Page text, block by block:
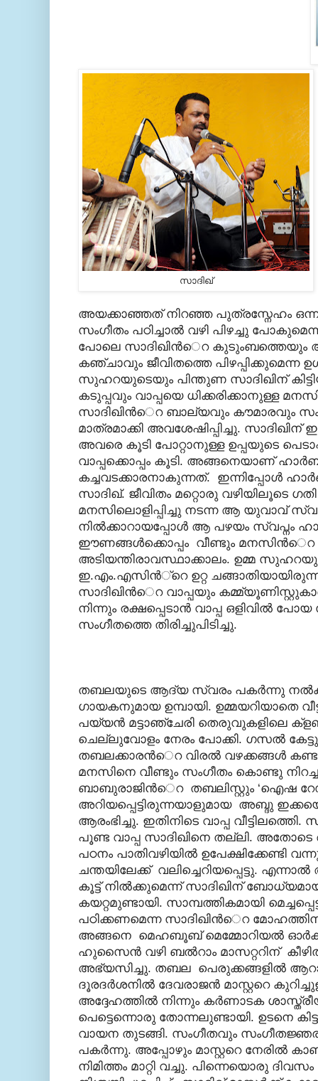
സാദിഖ്‌
അയക്കാഞ്ഞത് നിറഞ്ഞ പുത്രസ്നേഹം
സംഗീതം പഠിച്ചാല്‍ വഴി പിഴച്ചു പോകുമെന്ന
പോലെ സാദിഖിന്‍െറ കുടുംബത്തെയും
കഞ്ചാവും ജീവിതത്തെ പിഴപ്പിക്കുമെന്ന
സുഹറയുടെയും പിന്തുണ സാദിഖിന്
കടുപ്പവും വാപ്പയെ ധിക്കരിക്കാനുള്ള
സാദിഖിന്‍െറ ബാല്യവും കൗമാരവും
മാത്രമാക്കി അവശേഷിപ്പിച്ചു.
അവരെ കൂടി പോറ്റാനുള്ള ഉപ്പയുടെ
വാപ്പക്കൊപ്പം കൂടി. അങ്ങനെയാണ്
കച്ചവടക്കാരനാകുന്നത്. ഇന്നിപ്പോള്‍
സാദിഖ്. ജീവിതം മറ്റൊരു വഴിയിലൂടെ
മനസിലൊളിപ്പിച്ചു നടന്ന ആ യുവാവ്
നില്‍ക്കാറായപ്പോള്‍ ആ പഴയം സ്വപ്നം
ഈണങ്ങള്‍ക്കൊപ്പം വീണ്ടും മനസിന്‍െറ
അടിയന്തിരാവസ്ഥാക്കാലം. ഉമ്മ
ഇ.എം.എസിന്‍്റെ ഉറ്റ
സാദിഖിന്‍െറ വാപ്പയും
നിന്നും രക്ഷപ്പെടാന്‍ വാപ്പ ഒളിവില്‍
സംഗീതത്തെ തിരിച്ചുപിടിച്ചു.
തബലയുടെ ആദ്യ സ്വരം പകര്‍ന്നു
ഗായകനുമായ ഉമ്പായി. ഉമ്മയറിയാതെ
പയ്യന്‍ മട്ടാഞ്ചേരി തെരുവുകളിലെ
ചെല്ലുവോളം നേരം പോക്കി. ഗസല്‍
തബലക്കാരന്‍െറ വിരല്‍ വഴക്കങ്ങള്‍
മനസിനെ വീണ്ടും സംഗീതം കൊണ്ടു
ബാബുരാജിന്‍െറ തബലിസ്റ്റും ‘ഐഷ
അറിയപ്പെട്ടിരുന്നയാളുമായ അബ്ദു
ആരംഭിച്ചു. ഇതിനിടെ വാപ്പ
പൂണ്ട വാപ്പ സാദിഖിനെ തല്ലി. അതോടെ
പഠനം പാതിവഴിയില്‍ ഉപേക്ഷിക്കേണ്ടി
ചന്തയിലേക്ക് വലിച്ചെറിയപ്പെട്ടു.
കൂട്ട് നില്‍ക്കുമെന്ന് സാദിഖിന്
കയറ്റമുണ്ടായി. സാമ്പത്തികമായി
പഠിക്കണമെന്ന സാദിഖിന്‍െറ മോഹത്തിന്
അങ്ങനെ മെഹബൂബ് മെമ്മോറിയല്‍
ഹുസൈന്‍ വഴി ബല്‍റാം മാസറ്ററിന്
അഭ്യസിച്ചു. തബല പെരുക്കങ്ങളില്‍
ദൂരദര്‍ശനില്‍ ദേവരാജന്‍ മാസ്റ്ററെ
അദ്ദേഹത്തില്‍ നിന്നും കര്‍ണാടക
പെട്ടെന്നൊരു തോന്നലുണ്ടായി. ഉടനെ
വായന തുടങ്ങി. സംഗീതവും
പകര്‍ന്നു. അപ്പോഴും മാസ്റ്ററെ നേരില്‍
നിമിത്തം മാറ്റി വച്ചു. പിന്നെയൊരു